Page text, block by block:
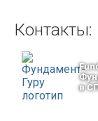
Контакты:
в